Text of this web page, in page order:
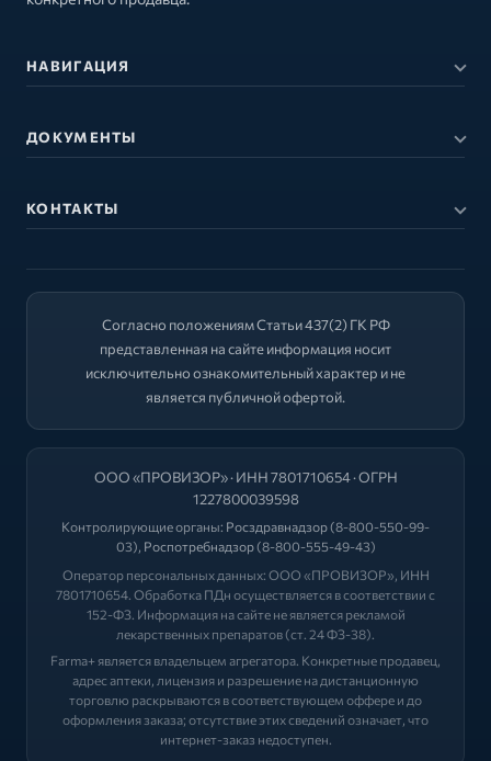
НАВИГАЦИЯ
ДОКУМЕНТЫ
КОНТАКТЫ
Согласно положениям Статьи 437(2) ГК РФ
представленная на сайте информация носит
исключительно ознакомительный характер и не
является публичной офертой.
ООО «ПРОВИЗОР» · ИНН 7801710654 · ОГРН
1227800039598
Контролирующие органы: Росздравнадзор(8-800-550-99-
03), Роспотребнадзор(8-800-555-49-43)
Оператор персональных данных: ООО «ПРОВИЗОР», ИНН
7801710654. Обработка ПДн осуществляется в соответствии с
152-ФЗ. Информация на сайте не является рекламой
лекарственных препаратов (ст. 24 ФЗ-38).
Farma+ является владельцем агрегатора. Конкретные продавец,
адрес аптеки, лицензия и разрешение на дистанционную
торговлю раскрываются в соответствующем оффере и до
оформления заказа; отсутствие этих сведений означает, что
интернет-заказ недоступен.